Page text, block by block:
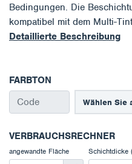
Bedingungen. Die
kompatibel mit dem Multi-
Detaillierte Beschreibung
FARBTON
Wählen Sie
VERBRAUCHSRECHNER
angewandte Fläche Schichtdicke